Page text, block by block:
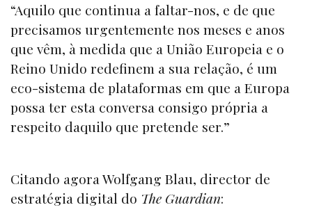
“Aquilo que continua a faltar-nos, e de que
precisamos urgentemente nos meses e anos
que vêm, à medida que a União Europeia e o
Reino Unido redefinem a sua relação, é um
eco-sistema de plataformas em que a Europa
possa ter esta conversa consigo própria a
respeito daquilo que pretende ser.”
Citando agora Wolfgang Blau, director de
estratégia digital do The Guardian: